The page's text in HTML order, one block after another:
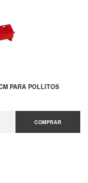
PARA POLLITOS
COMPRAR